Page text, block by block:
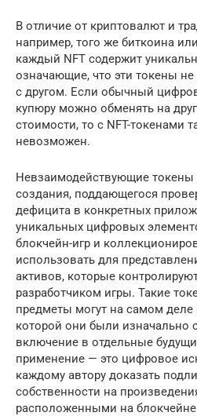
В отличие от криптовалют и
например, того же биткоина
каждый NFT содержит
означающие, что эти токены
с другом. Если обычный
купюру можно обменять на
стоимости, то с NFT-токенами
невозможен.
Невзаимодействующие токены
создания, поддающегося
дефицита в конкретных
уникальных цифровых
блокчейн-игр и
использовать для
активов, которые
разработчиком игры. Такие
предметы могут на самом деле
которой они были изначально
включение в отдельные
применение — это цифровое
каждому автору доказать
собственности на
расположенными на